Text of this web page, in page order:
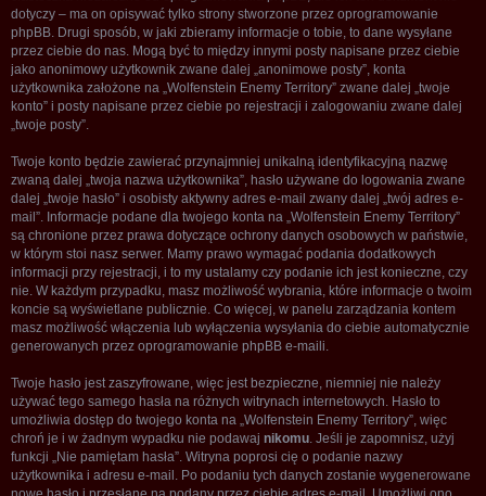
dotyczy – ma on opisywać tylko strony stworzone przez oprogramowanie
phpBB. Drugi sposób, w jaki zbieramy informacje o tobie, to dane wysyłane
przez ciebie do nas. Mogą być to między innymi posty napisane przez ciebie
jako anonimowy użytkownik zwane dalej „anonimowe posty”, konta
użytkownika założone na „Wolfenstein Enemy Territory” zwane dalej „twoje
konto” i posty napisane przez ciebie po rejestracji i zalogowaniu zwane dalej
„twoje posty”.
Twoje konto będzie zawierać przynajmniej unikalną identyfikacyjną nazwę
zwaną dalej „twoja nazwa użytkownika”, hasło używane do logowania zwane
dalej „twoje hasło” i osobisty aktywny adres e-mail zwany dalej „twój adres e-
mail”. Informacje podane dla twojego konta na „Wolfenstein Enemy Territory”
są chronione przez prawa dotyczące ochrony danych osobowych w państwie,
w którym stoi nasz serwer. Mamy prawo wymagać podania dodatkowych
informacji przy rejestracji, i to my ustalamy czy podanie ich jest konieczne, czy
nie. W każdym przypadku, masz możliwość wybrania, które informacje o twoim
koncie są wyświetlane publicznie. Co więcej, w panelu zarządzania kontem
masz możliwość włączenia lub wyłączenia wysyłania do ciebie automatycznie
generowanych przez oprogramowanie phpBB e-maili.
Twoje hasło jest zaszyfrowane, więc jest bezpieczne, niemniej nie należy
używać tego samego hasła na różnych witrynach internetowych. Hasło to
umożliwia dostęp do twojego konta na „Wolfenstein Enemy Territory”, więc
chroń je i w żadnym wypadku nie podawaj nikomu . Jeśli je zapomnisz, użyj
funkcji „Nie pamiętam hasła”. Witryna poprosi cię o podanie nazwy
użytkownika i adresu e-mail. Po podaniu tych danych zostanie wygenerowane